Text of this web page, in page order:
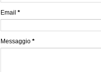
Email *
Messaggio *